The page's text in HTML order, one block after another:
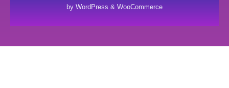
by WordPress & WooCommerce